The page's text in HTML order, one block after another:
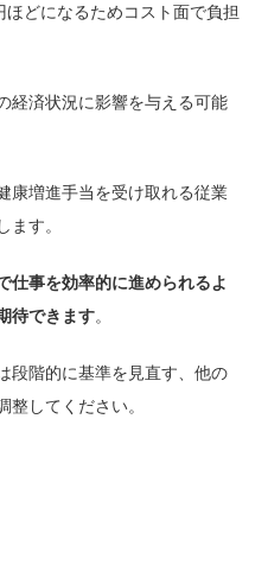
どになるためコスト面で負担
経済状況に影響を与える可能
康増進手当を受け取れる従業
ます。
仕事を効率的に進められるよ
待できます。
段階的に基準を見直す、他の
整してください。